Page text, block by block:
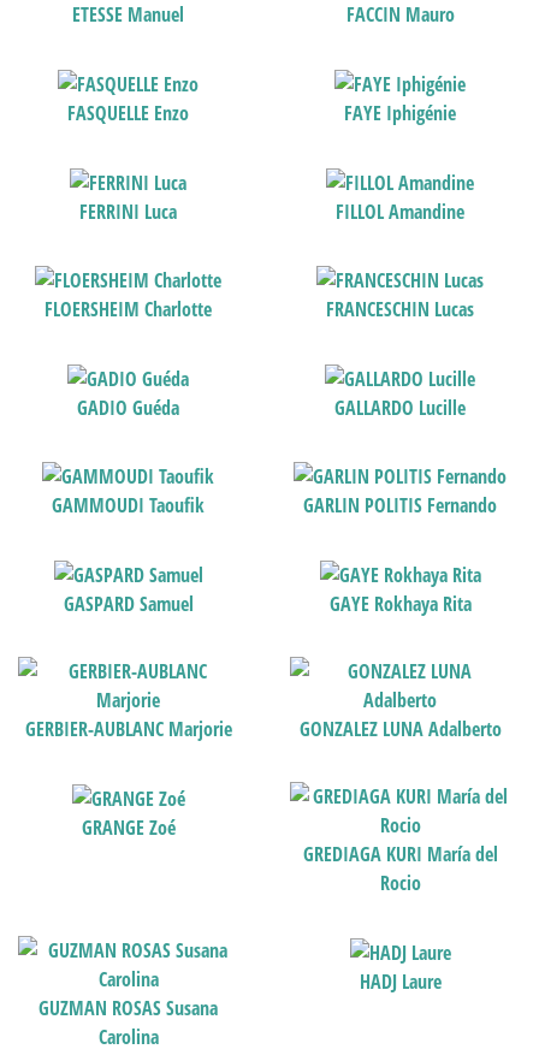
ETESSE Manuel FACCIN Mauro
FASQUELLE Enzo FAYE Iphigénie
FERRINI Luca FILLOL Amandine
FLOERSHEIM Charlotte FRANCESCHIN Lucas
GADIO Guéda GALLARDO Lucille
GAMMOUDI Taoufik GARLIN POLITIS Fernando
GASPARD Samuel GAYE Rokhaya Rita
GERBIER-AUBLANC Marjorie GONZALEZ LUNA Adalberto
GRANGE Zoé
GREDIAGA KURI María del
Rocio
GUZMAN ROSAS Susana
Carolina
HADJ Laure